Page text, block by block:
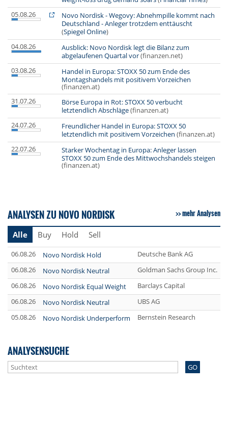
05.08.26
Novo Nordisk - Wegovy: Abnehmpille kommt nach
Deutschland - Anleger trotzdem enttäuscht
(Spiegel Online)
04.08.26
Ausblick: Novo Nordisk legt die Bilanz zum
abgelaufenen Quartal vor(finanzen.net)
03.08.26
Handel in Europa: STOXX 50 zum Ende des
Montagshandels mit positivem Vorzeichen
(finanzen.at)
31.07.26
Börse Europa in Rot: STOXX 50 verbucht
letztendlich Abschläge(finanzen.at)
24.07.26
Freundlicher Handel in Europa: STOXX 50
letztendlich mit positivem Vorzeichen (finanzen.at)
22.07.26
Starker Wochentag in Europa: Anleger lassen
STOXX 50 zum Ende des Mittwochshandels steigen
(finanzen.at)
ANALYSEN ZU NOVO NORDISK mehr Analysen
Alle Buy Hold Sell
06.08.26 Novo Nordisk Hold
Deutsche Bank AG
06.08.26
Novo Nordisk Neutral
Goldman Sachs Group Inc.
06.08.26
Novo Nordisk Equal Weight
Barclays Capital
06.08.26
Novo Nordisk Neutral
UBS AG
05.08.26
Novo Nordisk Underperform Bernstein Research
ANALYSENSUCHE
GO